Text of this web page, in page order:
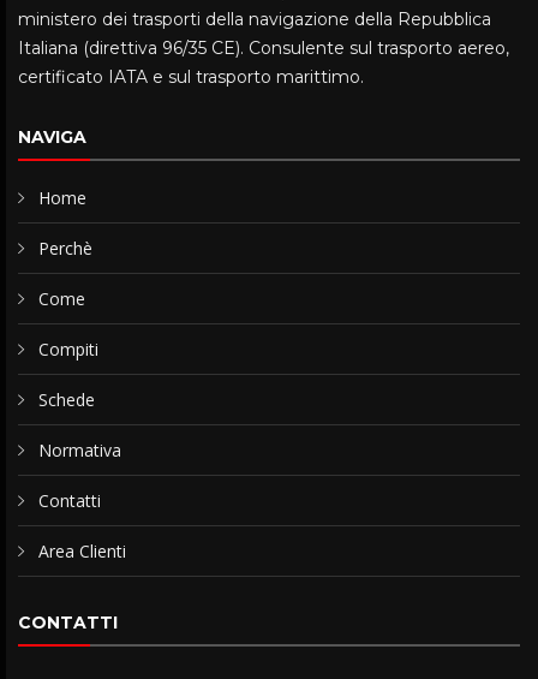
ministero dei trasporti della navigazione della Repubblica
Italiana (direttiva 96/35 CE). Consulente sul trasporto aereo,
certificato IATA e sul trasporto marittimo.
NAVIGA
Home
Perchè
Come
Compiti
Schede
Normativa
Contatti
Area Clienti
CONTATTI